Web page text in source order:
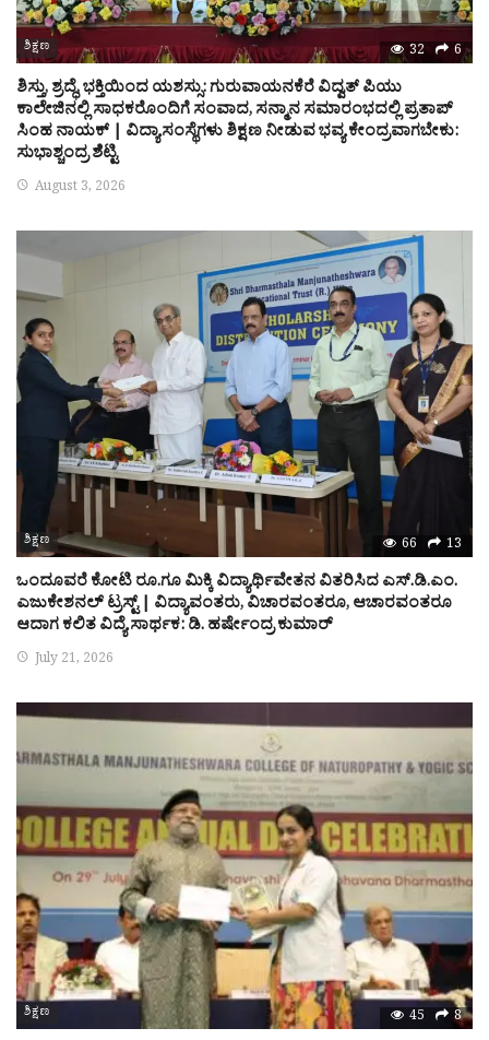
ಶಿಕ್ಷಣ 32 6
ಶಿಸ್ತು, ಶ್ರದ್ಧೆ, ಭಕ್ತಿಯಿಂದ ಯಶಸ್ಸು: ಗುರುವಾಯನಕೆರೆ ವಿದ್ವತ್ ಪಿಯು
ಕಾಲೇಜಿನಲ್ಲಿ ಸಾಧಕರೊಂದಿಗೆ ಸಂವಾದ, ಸನ್ಮಾನ ಸಮಾರಂಭದಲ್ಲಿ ಪ್ರತಾಪ್
ಸಿಂಹ ನಾಯಕ್ | ವಿದ್ಯಾಸಂಸ್ಥೆಗಳು ಶಿಕ್ಷಣ ನೀಡುವ ಭವ್ಯ ಕೇಂದ್ರವಾಗಬೇಕು:
ಸುಭಾಶ್ಚಂದ್ರ ಶೆಟ್ಟಿ
August 3, 2026
ಶಿಕ್ಷಣ 66 13
ಒಂದೂವರೆ ಕೋಟಿ ರೂ.ಗೂ ಮಿಕ್ಕಿ ವಿದ್ಯಾರ್ಥಿವೇತನ ವಿತರಿಸಿದ ಎಸ್.ಡಿ.ಎಂ.
ಎಜುಕೇಶನಲ್ ಟ್ರಸ್ಟ್ | ವಿದ್ಯಾವಂತರು, ವಿಚಾರವಂತರೂ, ಆಚಾರವಂತರೂ
ಆದಾಗ ಕಲಿತ ವಿದ್ಯೆ ಸಾರ್ಥಕ: ಡಿ. ಹರ್ಷೇಂದ್ರ ಕುಮಾರ್
July 21, 2026
ಶಿಕ್ಷಣ 45 8